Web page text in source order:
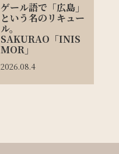
ゲール語で「広島」
という名のリキュー
ル。
SAKURAO「INIS
MOR」
2026.08.4